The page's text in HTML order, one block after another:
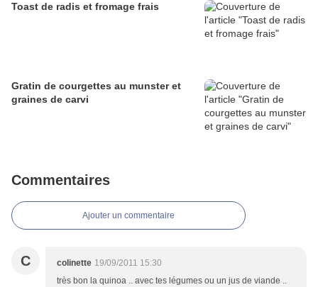
Toast de radis et fromage frais
Gratin de courgettes au munster et
graines de carvi
Commentaires
Ajouter un commentaire
C colinette 19/09/2011 15:30
très bon la quinoa .. avec tes légumes ou un jus de viande ..